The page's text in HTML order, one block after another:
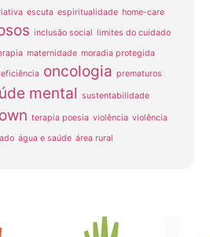
escuta espiritualidade home-care
inclusão social limites do cuidado
maternidade moradia protegida
oncologia prematuros
mental sustentabilidade
terapia poesia violência violência
água e saúde área rural